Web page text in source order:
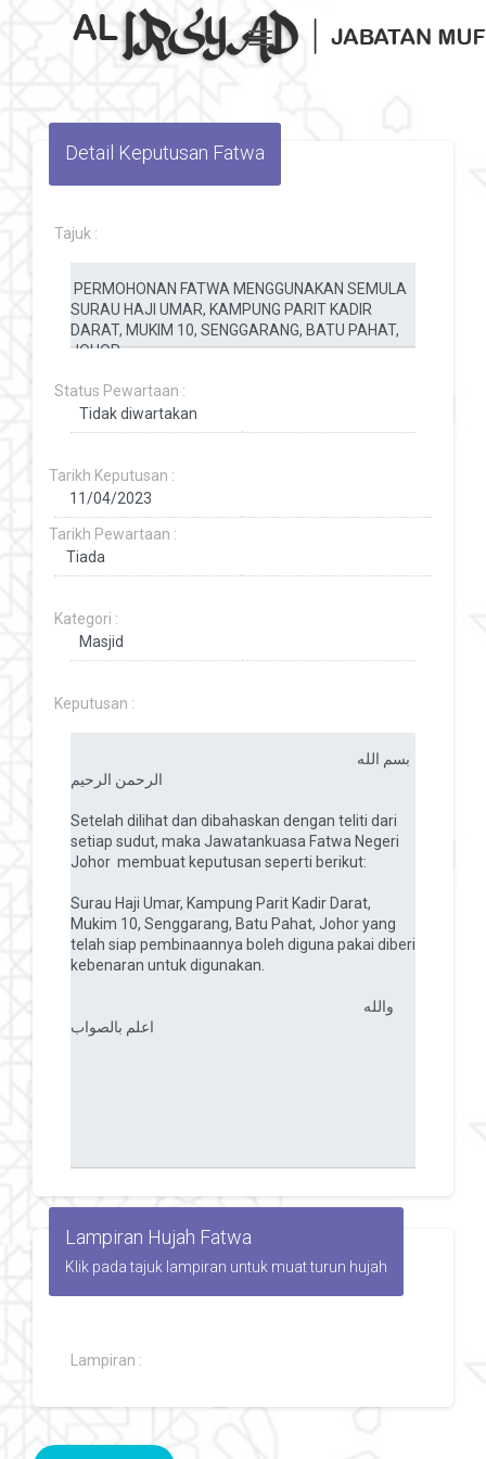
Toggle navigation
Detail Keputusan Fatwa
Tajuk :
Status Pewartaan :
Tarikh Keputusan :
Tarikh Pewartaan :
Kategori :
Keputusan :
Lampiran Hujah Fatwa
Klik pada tajuk lampiran untuk muat turun hujah
Lampiran :